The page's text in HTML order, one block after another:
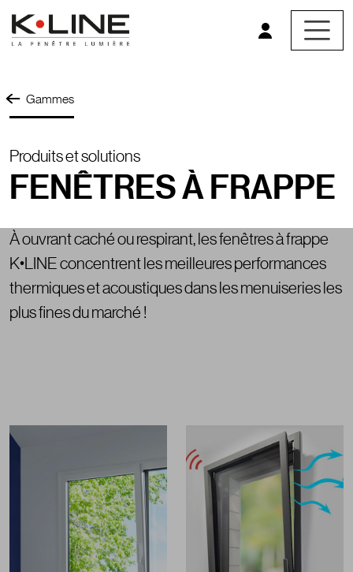
Aller au contenu principal
Gammes
Prefix titre
Produits et solutions
FENÊTRES À FRAPPE
Description
À ouvrant caché ou respirant, les fenêtres à frappe
K•LINE concentrent les meilleures performances
thermiques et acoustiques dans les menuiseries les
plus fines du marché !